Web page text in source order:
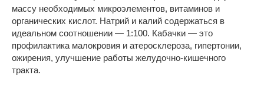
массу необходимых микроэлементов, витаминов и
органических кислот. Натрий и калий содержаться в
идеальном соотношении — 1:100. Кабачки — это
профилактика малокровия и атеросклероза, гипертонии,
ожирения, улучшение работы желудочно-кишечного
тракта.